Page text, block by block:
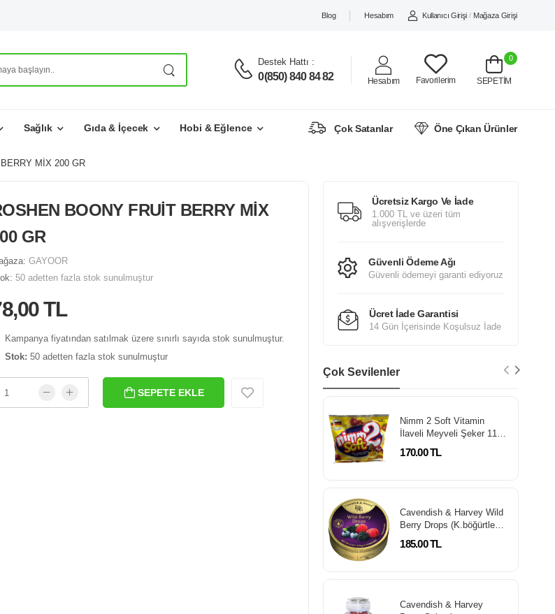
Blog Hesabım Kullanıcı Girişi / Mağaza Girişi
Destek Hattı :
0(850) 840 84 82 Hesabım Favorilerim
0
SEPETİM
Sağlık Gıda & İçecek Hobi & Eğlence Çok Satanlar Öne Çıkan Ürünler
MİX 200 GR
BOONY FRUİT BERRY MİX
GR
GAYOOR
50 adetten fazla stok sunulmuştur
TL
Kampanya fiyatından satılmak üzere sınırlı sayıda stok sunulmuştur.
Stok: 50 adetten fazla stok sunulmuştur
SEPETE EKLE
Ücretsiz Kargo Ve İade
1.000 TL ve üzeri tüm
alışverişlerde
Güvenli Ödeme Ağı
Güvenli ödemeyi garanti ediyoruz
Ücret İade Garantisi
14 Gün İçerisinde Koşulsuz İade
Çok Sevilenler
Nimm 2 Soft Vitamin
İlaveli Meyveli Şeker 116
Gr
170.00 TL
Cavendish & Harvey Wild
Berry Drops (K.böğürtlen)
175 Gr
185.00 TL
Cavendish & Harvey